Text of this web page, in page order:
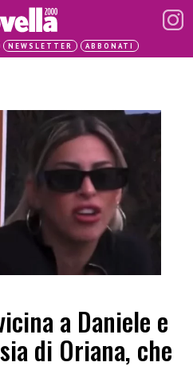
NEWSLETTER ABBONATI
a Daniele e
di Oriana, che